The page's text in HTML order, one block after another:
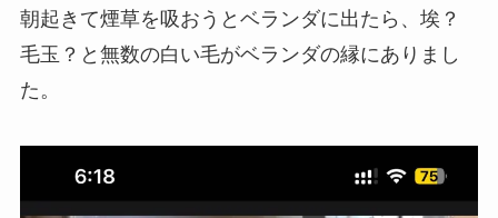
朝起きて煙草を吸おうとベランダに出たら、埃？
毛玉？と無数の白い毛がベランダの縁にありまし
た。